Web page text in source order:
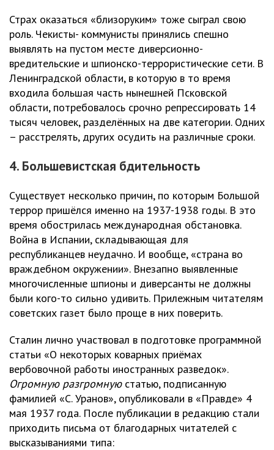
Страх оказаться «близоруким» тоже сыграл свою
роль. Чекисты- коммунисты принялись спешно
выявлять на пустом месте диверсионно-
вредительские и шпионско-террористические сети. В
Ленинградской области, в которую в то время
входила большая часть нынешней Псковской
области, потребовалось срочно репрессировать 14
тысяч человек, разделённых на две категории. Одних
– расстрелять, других осудить на различные сроки.
4. Большевистская бдительность
Существует несколько причин, по которым Большой
террор пришёлся именно на 1937-1938 годы. В это
время обострилась международная обстановка.
Война в Испании, складывающая для
республиканцев неудачно. И вообще, «страна во
враждебном окружении». Внезапно выявленные
многочисленные шпионы и диверсанты не должны
были кого-то сильно удивить. Прилежным читателям
советских газет было проще в них поверить.
Сталин лично участвовал в подготовке программной
статьи «О некоторых коварных приёмах
вербовочной работы иностранных разведок».
Огромную разгромнуюстатью, подписанную
фамилией «С. Уранов», опубликовали в «Правде» 4
мая 1937 года. После публикации в редакцию стали
приходить письма от благодарных читателей с
высказываниями типа: